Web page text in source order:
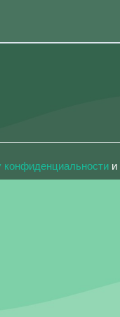
конфиденциальности и